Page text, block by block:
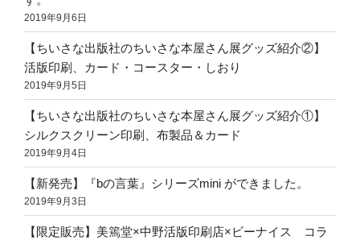
2019年9月6日
【ちいさな出版社のちいさな本屋さん展グッズ紹介②】
活版印刷、カード・コースター・しおり
2019年9月5日
【ちいさな出版社のちいさな本屋さん展グッズ紹介①】
シルクスクリーン印刷、布製品＆カード
2019年9月4日
【新発売】『bの言葉』シリーズmini ができました。
2019年9月3日
【限定販売】美篶堂×中野活版印刷店×ビーナイス コラ